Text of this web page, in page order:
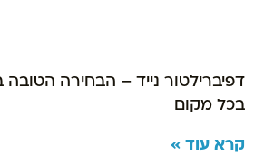
דפיברילטור נייד – הבחירה הטובה
בכל מקום
קרא עוד »